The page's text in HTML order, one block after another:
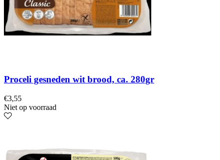
Proceli gesneden wit brood, ca. 280gr
€3,55
Niet op voorraad